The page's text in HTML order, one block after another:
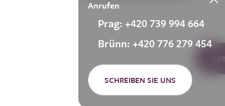
Anrufen
Prag: +420 739 994 664
Brünn: +420 776 279 454
SCHREIBEN SIE UNS